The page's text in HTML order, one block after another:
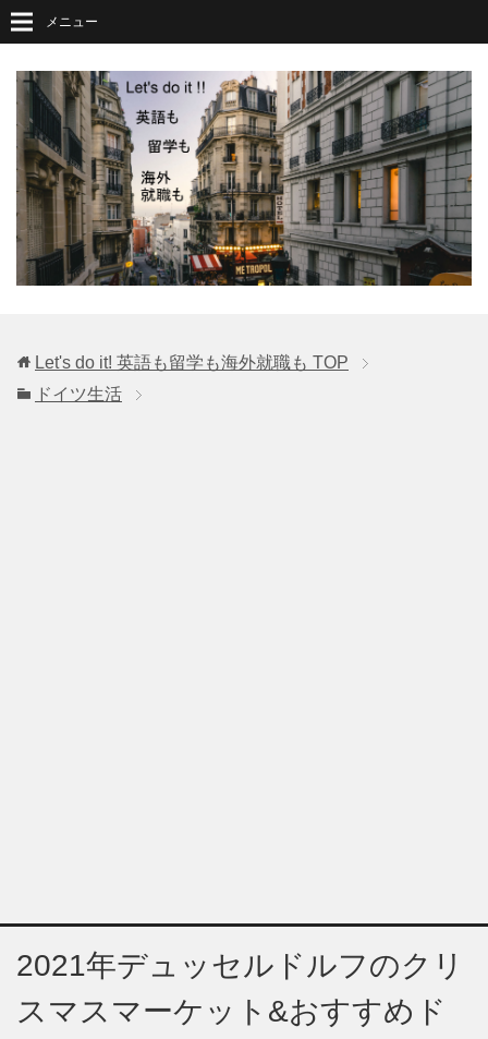
メニュー
Let's do it! 英語も留学も海外就職も TOP
ドイツ生活
2021年デュッセルドルフのクリ
スマスマーケット&おすすめド